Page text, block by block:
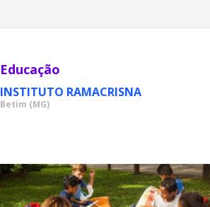
Educação
INSTITUTO RAMACRISNA
Betim (MG)